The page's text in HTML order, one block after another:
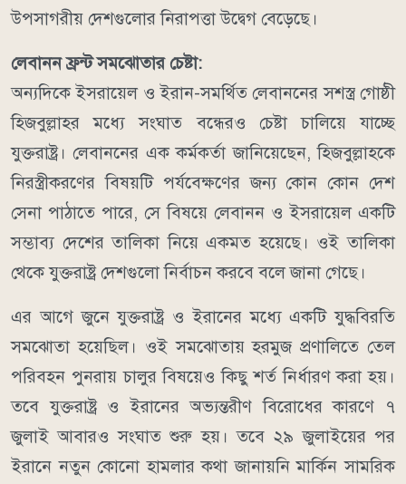
উপসাগরীয় দেশগুলোর নিরাপত্তা উদ্বেগ বেড়েছে।
লেবানন ফ্রন্ট সমঝোতার চেষ্টা:
অন্যদিকে ইসরায়েল ও ইরান-সমর্থিত লেবাননের সশস্ত্র গোষ্ঠী
হিজবুল্লাহর মধ্যে সংঘাত বন্ধেরও চেষ্টা চালিয়ে যাচ্ছে
যুক্তরাষ্ট্র। লেবাননের এক কর্মকর্তা জানিয়েছেন, হিজবুল্লাহকে
নিরস্ত্রীকরণের বিষয়টি পর্যবেক্ষণের জন্য কোন কোন দেশ
সেনা পাঠাতে পারে, সে বিষয়ে লেবানন ও ইসরায়েল একটি
সম্ভাব্য দেশের তালিকা নিয়ে একমত হয়েছে। ওই তালিকা
থেকে যুক্তরাষ্ট্র দেশগুলো নির্বাচন করবে বলে জানা গেছে।
এর আগে জুনে যুক্তরাষ্ট্র ও ইরানের মধ্যে একটি যুদ্ধবিরতি
সমঝোতা হয়েছিল। ওই সমঝোতায় হরমুজ প্রণালিতে তেল
পরিবহন পুনরায় চালুর বিষয়েও কিছু শর্ত নির্ধারণ করা হয়।
তবে যুক্তরাষ্ট্র ও ইরানের অভ্যন্তরীণ বিরোধের কারণে ৭
জুলাই আবারও সংঘাত শুরু হয়।তবে ২৯ জুলাইয়ের পর
ইরানে নতুন কোনো হামলার কথা জানায়নি মার্কিন সামরিক